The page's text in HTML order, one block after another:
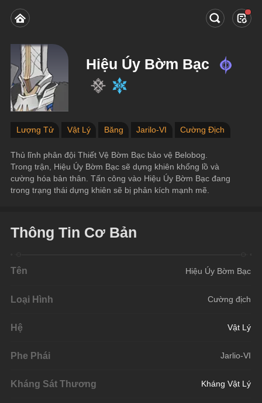
Hiệu Úy Bờm Bạc
Lượng Tử Vật Lý Băng Jarilo-VI Cường Địch
Thủ lĩnh phân đội Thiết Vệ Bờm Bạc bảo vệ Belobog.
Trong trận, Hiệu Úy Bờm Bạc sẽ dựng khiên khổng lồ và
cường hóa bản thân. Tấn công vào Hiệu Úy Bờm Bạc đang
trong trạng thái dựng khiên sẽ bị phản kích mạnh mẽ.
Thông Tin Cơ Bản
Tên Hiệu Úy Bờm Bạc
Loại Hình Cường địch
Hệ Vật Lý
Phe Phái Jarlio-VI
Kháng Sát Thương Kháng Vật Lý